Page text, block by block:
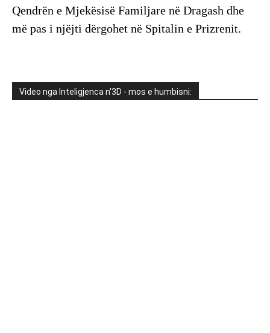
Qendrën e Mjekësisë Familjare në Dragash dhe
më pas i njëjti dërgohet në Spitalin e Prizrenit.
Video nga Inteligjenca n'3D - mos e humbisni: